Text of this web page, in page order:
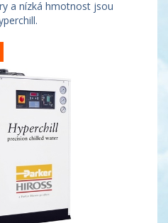
a nízká hmotnost jsou